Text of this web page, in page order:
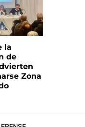
la
de
Zona